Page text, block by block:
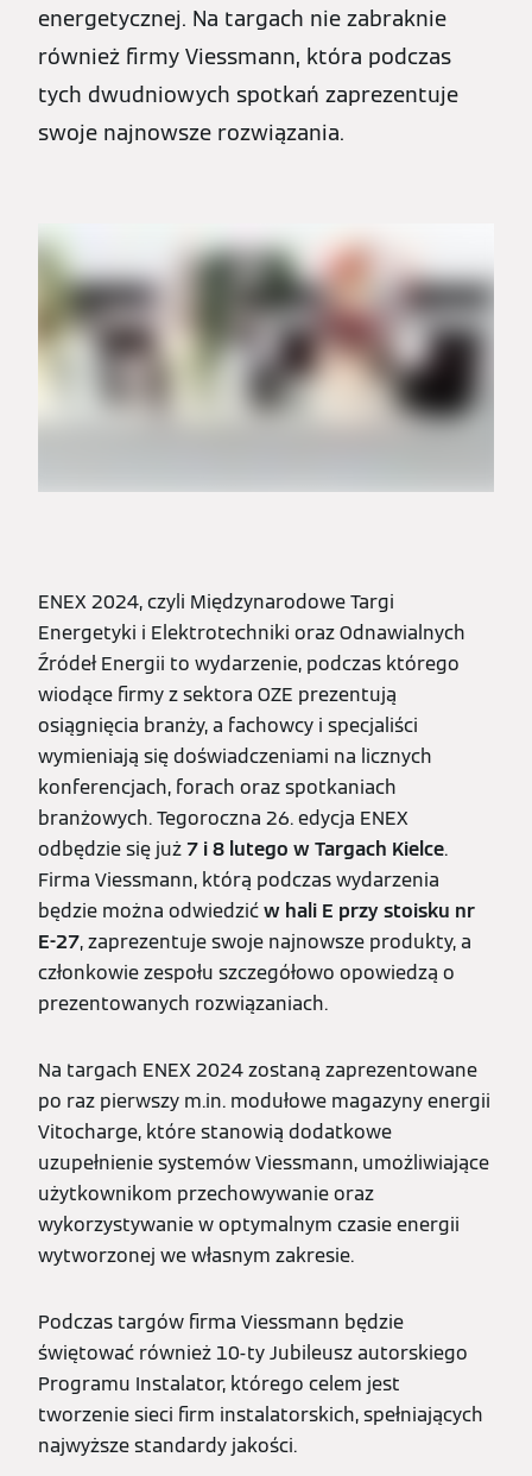
energetycznej. Na targach nie zabraknie
również firmy Viessmann, która podczas
tych dwudniowych spotkań zaprezentuje
swoje najnowsze rozwiązania.
ENEX 2024, czyli Międzynarodowe Targi
Energetyki i Elektrotechniki oraz Odnawialnych
Źródeł Energii to wydarzenie, podczas którego
wiodące firmy z sektora OZE prezentują
osiągnięcia branży, a fachowcy i specjaliści
wymieniają się doświadczeniami na licznych
konferencjach, forach oraz spotkaniach
branżowych. Tegoroczna 26. edycja ENEX
odbędzie się już 7 i 8 lutego w Targach Kielce.
Firma Viessmann, którą podczas wydarzenia
będzie można odwiedzićw hali E przy stoisku nr
E-27, zaprezentuje swoje najnowsze produkty, a
członkowie zespołu szczegółowo opowiedzą o
prezentowanych rozwiązaniach.
Na targach ENEX 2024 zostaną zaprezentowane
po raz pierwszy m.in. modułowe magazyny energii
Vitocharge, które stanowią dodatkowe
uzupełnienie systemów Viessmann, umożliwiające
użytkownikom przechowywanie oraz
wykorzystywanie w optymalnym czasie energii
wytworzonej we własnym zakresie.
Podczas targów firma Viessmann będzie
świętować również 10-ty Jubileusz autorskiego
Programu Instalator, którego celem jest
tworzenie sieci firm instalatorskich, spełniających
najwyższe standardy jakości.